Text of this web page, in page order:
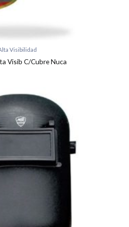
Visibilidad
Visib C/Cubre Nuca